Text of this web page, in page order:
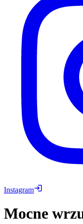
Instagram
Mocne